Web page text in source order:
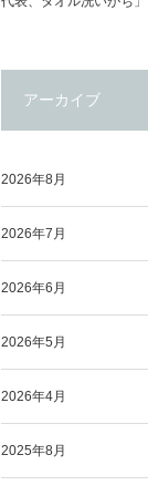
アーカイブ
2026年8月
2026年7月
2026年6月
2026年5月
2026年4月
2025年8月